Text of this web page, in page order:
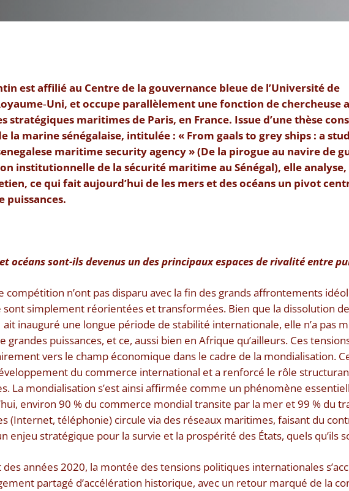
est affilié au Centre de la gouvernance bleue de l’Université de
et occupe parallèlement une fonction de chercheuse
stratégiques maritimes de Paris, en France. Issue d’une thèse
la marine sénégalaise, intitulée : « From gaals to grey ships : a
maritime security agency » (De la pirogue au navire de
institutionnelle de la sécurité maritime au Sénégal), elle analyse,
ce qui fait aujourd’hui de les mers et des océans un pivot
océans sont-ils devenus un des principaux espaces de rivalité entre
compétition n’ont pas disparu avec la fin des grands affrontements
sont simplement réorientées et transformées. Bien que la dissolution de
inauguré une longue période de stabilité internationale, elle n’a pas
grandes puissances, et ce, aussi bien en Afrique qu’ailleurs. Ces
vers le champ économique dans le cadre de la mondialisation.
du commerce international et a renforcé le rôle
La mondialisation s’est ainsi affirmée comme un phénomène
environ 90 % du commerce mondial transite par la mer et 99 % du
(Internet, téléphonie) circule via des réseaux maritimes, faisant du
enjeu stratégique pour la survie et la prospérité des États, quels qu’ils
années 2020, la montée des tensions politiques internationales
partagé d’accélération historique, avec un retour marqué de la